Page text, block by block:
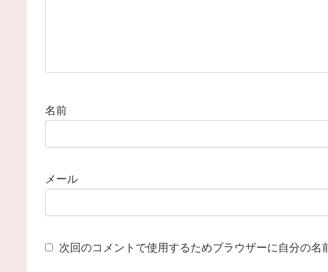
名前
メール
次回のコメントで使用するためブラウザーに自分の名